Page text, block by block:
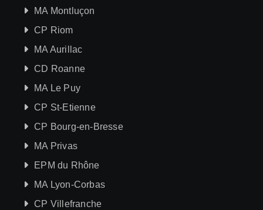
MA Montluçon
CP Riom
MA Aurillac
CD Roanne
MA Le Puy
CP St-Etienne
CP Bourg-en-Bresse
MA Privas
EPM du Rhône
MA Lyon-Corbas
CP Villefranche